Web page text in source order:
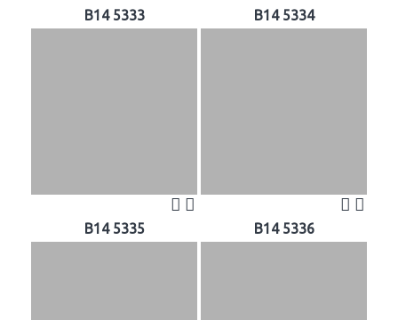
B14 5333 B14 5334
B14 5335 B14 5336